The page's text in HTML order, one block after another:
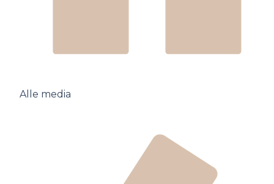
Alle media